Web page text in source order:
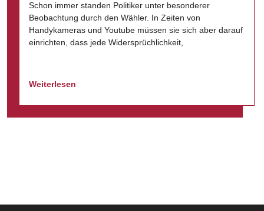
Schon immer standen Politiker unter besonderer
Beobachtung durch den Wähler. In Zeiten von
Handykameras und Youtube müssen sie sich aber darauf
einrichten, dass jede Widersprüchlichkeit,
Weiterlesen